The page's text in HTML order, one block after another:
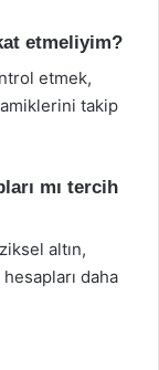
etmeliyim?
etmek,
takip
mı tercih
altın,
daha